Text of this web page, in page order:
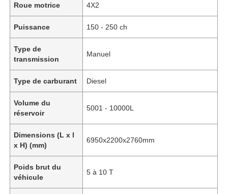
Roue motrice 4X2
Puissance 150 - 250 ch
Type de
transmission
Manuel
Type de carburant Diesel
Volume du
réservoir
5001 - 10000L
Dimensions (L x l
x H) (mm)
6950x2200x2760mm
Poids brut du
véhicule
5 à 10 T